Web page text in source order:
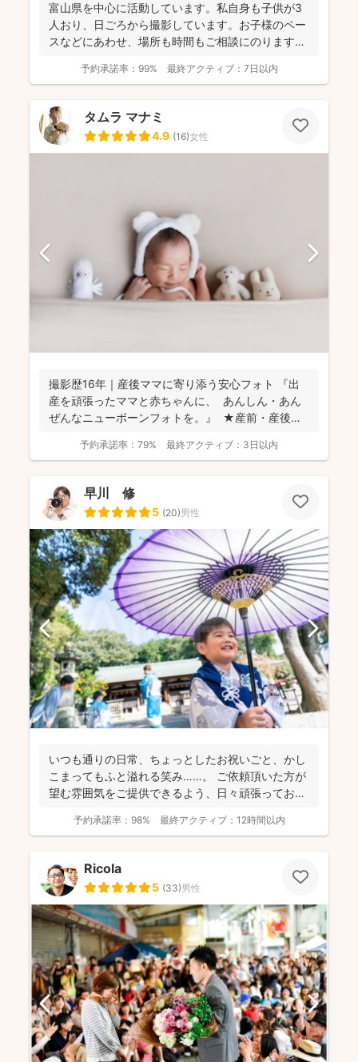
富山県を中心に活動しています。私自身も子供が3
人おり、日ごろから撮影しています。お子様のペー
スなどにあわせ、場所も時間もご相談にのります。
予約承諾率： 99% 最終アクティブ： 7日以内
タムラ マナミ
4.9 (16)女性
撮影歴16年｜産後ママに寄り添う安心フォト 『出
産を頑張ったママと赤ちゃんに、 あんしん・あん
ぜんなニューボーンフォトを。』 ★産前・産後
予約承諾率： 79% 最終アクティブ： 3日以内
早川 修
5 (20)男性
いつも通りの日常、ちょっとしたお祝いごと、かし
こまってもふと溢れる笑み……。 ご依頼頂いた方が
望む雰囲気をご提供できるよう、日々頑張っており
予約承諾率： 98% 最終アクティブ： 12時間以内
Ricola
5 (33)男性